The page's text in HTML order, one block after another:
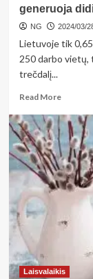
generuoja
NG 2024/03/
Lietuvoje tik
250 darbo vietų,
trečdalį...
Read MoreRead
about
95
proc.
Lietuvos
įmonių
–
mažos,
apyvartas
Laisvalaikis